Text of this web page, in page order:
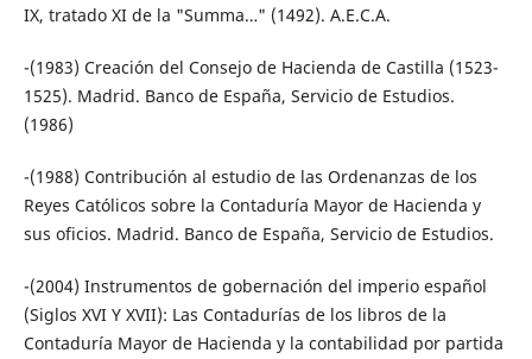
IX, tratado XI de la "Summa…" (1492). A.E.C.A.
-(1983) Creación del Consejo de Hacienda de Castilla (1523-
1525). Madrid. Banco de España, Servicio de Estudios.
(1986)
-(1988) Contribución al estudio de las Ordenanzas de los
Reyes Católicos sobre la Contaduría Mayor de Hacienda y
sus oficios. Madrid. Banco de España, Servicio de Estudios.
-(2004) Instrumentos de gobernación del imperio español
(Siglos XVI Y XVII): Las Contadurías de los libros de la
Contaduría Mayor de Hacienda y la contabilidad por partida